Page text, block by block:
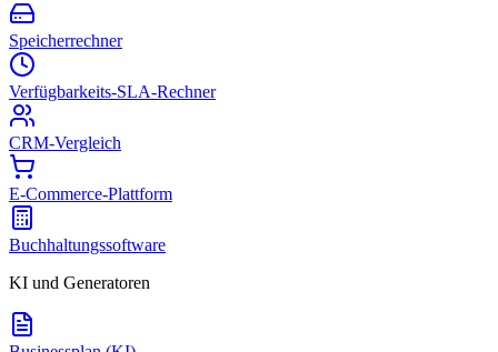
Speicherrechner
Verfügbarkeits-SLA-Rechner
CRM-Vergleich
E-Commerce-Plattform
Buchhaltungssoftware
KI und Generatoren